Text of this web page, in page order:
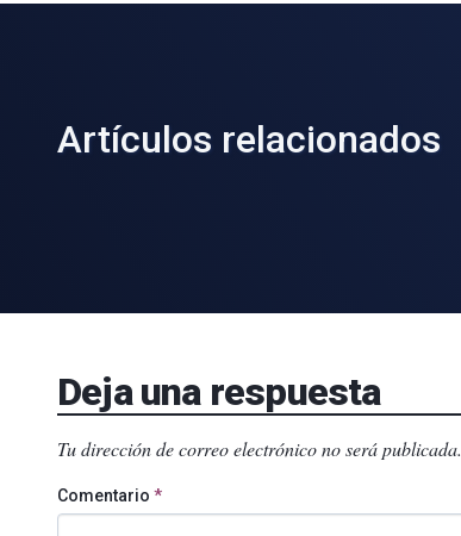
Artículos relacionados
Deja una respuesta
Tu dirección de correo electrónico no será publicada.
Comentario *